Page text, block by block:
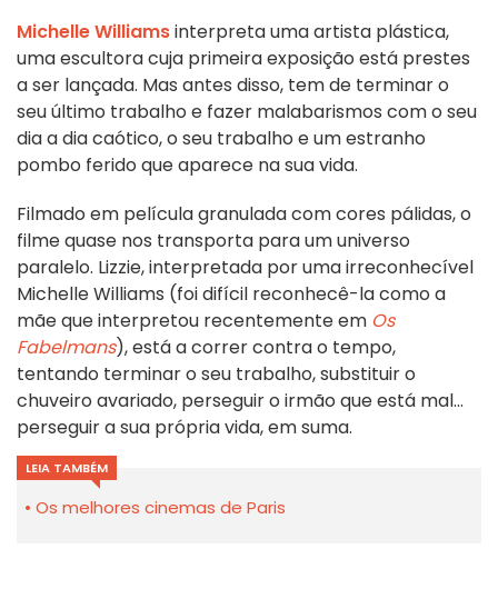
Michelle Williamsinterpreta uma artista plástica,
uma escultora cuja primeira exposição está prestes
a ser lançada. Mas antes disso, tem de terminar o
seu último trabalho e fazer malabarismos com o seu
dia a dia caótico, o seu trabalho e um estranho
pombo ferido que aparece na sua vida.
Filmado em película granulada com cores pálidas, o
filme quase nos transporta para um universo
paralelo. Lizzie, interpretada por uma irreconhecível
Michelle Williams (foi difícil reconhecê-la como a
mãe que interpretou recentemente em Os
Fabelmans), está a correr contra o tempo,
tentando terminar o seu trabalho, substituir o
chuveiro avariado, perseguir o irmão que está mal...
perseguir a sua própria vida, em suma.
LEIA TAMBÉM
Os melhores cinemas de Paris